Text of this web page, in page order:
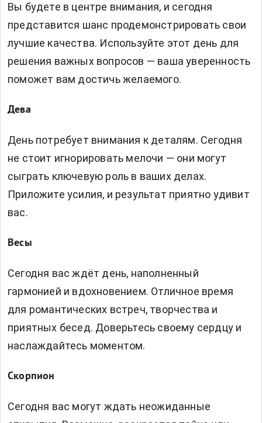
Вы будете в центре внимания, и сегодня
представится шанс продемонстрировать свои
лучшие качества. Используйте этот день для
решения важных вопросов — ваша уверенность
поможет вам достичь желаемого.
Дева
День потребует внимания к деталям. Сегодня
не стоит игнорировать мелочи — они могут
сыграть ключевую роль в ваших делах.
Приложите усилия, и результат приятно удивит
вас.
Весы
Сегодня вас ждёт день, наполненный
гармонией и вдохновением. Отличное время
для романтических встреч, творчества и
приятных бесед. Доверьтесь своему сердцу и
наслаждайтесь моментом.
Скорпион
Сегодня вас могут ждать неожиданные